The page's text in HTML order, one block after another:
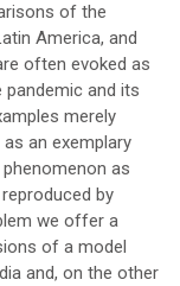
of the
America, and
often evoked as
and its
merely
an exemplary
as
by
we offer a
of a model
and, on the other